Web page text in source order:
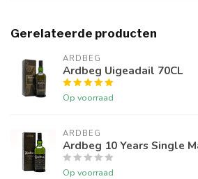
Gerelateerde producten
ARDBEG
Ardbeg Uigeadail 70CL
Op voorraad
ARDBEG
Ardbeg 10 Years Single
Op voorraad